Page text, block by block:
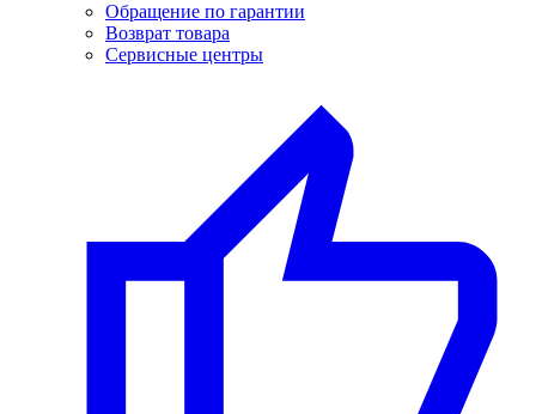
Обращение по гарантии
Возврат товара
Сервисные центры